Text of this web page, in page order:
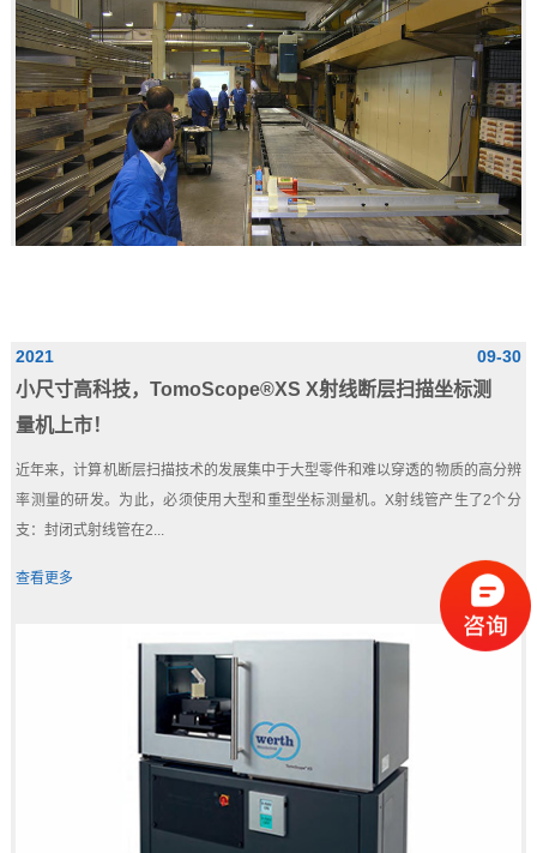
09-30
2021
小尺寸高科技，TomoScope®XS X射线断层扫描坐标测
量机上市！
近年来，计算机断层扫描技术的发展集中于大型零件和难以穿透的物质的高分辨
率测量的研发。为此，必须使用大型和重型坐标测量机。X射线管产生了2个分
支：封闭式射线管在2...
查看更多